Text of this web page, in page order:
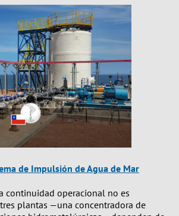
de Impulsión de Agua de Mar
continuidad operacional no es
plantas —una concentradora de